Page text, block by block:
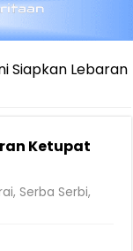
Siapkan Lebaran
Ketupat
, Serba Serbi,